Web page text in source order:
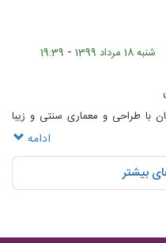
شنبه 18 مرداد 1399 -
19:39
با طراحی و معماری سنتی و زیبا
وامکانات خوب و مساحت ۲۳۰ متر و ظرفیت حداکثر ۲۰۰ نفر مناسب برای مراسم
ادامه
بیشتر